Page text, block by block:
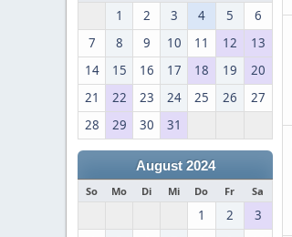
1 2 3 4 5
6
7
8 9 10 11 12
13
14
15 16 17 18 19
20
21
22 23 24 25 26
27
28
29 30 31
August 2024
So Mo Di Mi Do Fr Sa
1 2
3